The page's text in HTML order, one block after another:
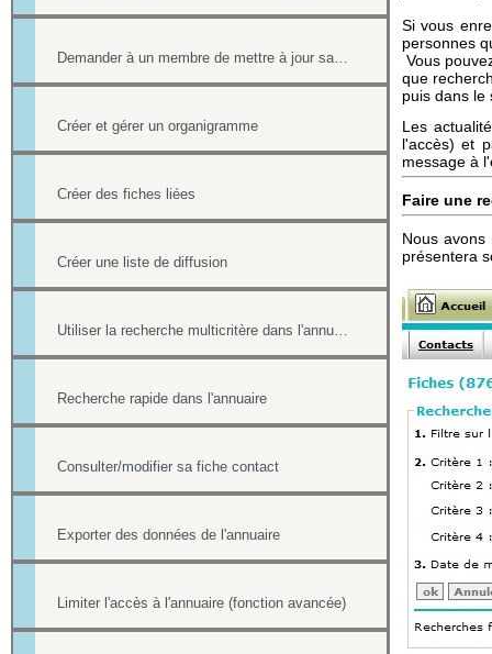
Demander à un membre de mettre à jour sa fiche contact de l'annuaire
Créer et gérer un organigramme
Créer des fiches liées
Créer une liste de diffusion
Utiliser la recherche multicritère dans l'annuaire
Recherche rapide dans l'annuaire
Consulter/modifier sa fiche contact
Exporter des données de l'annuaire
Limiter l'accès à l'annuaire (fonction avancée)
Si vous
personnes
Vous
que
puis dans le
Les
l'accès) et
message à
Faire une
Nous
présentera